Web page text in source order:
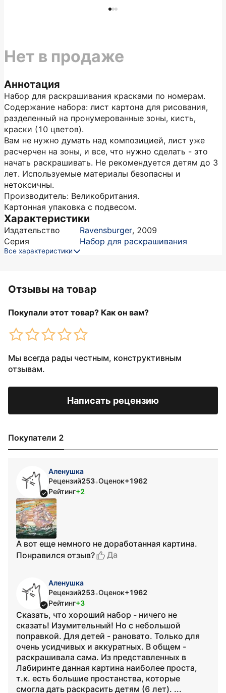
Аннотация
Набор для раскрашивания красками по номерам.
Содержание набора: лист картона для рисования,
разделенный на пронумерованные зоны, кисть,
краски (10 цветов).
Вам не нужно думать над композицией, лист уже
расчерчен на зоны, и все, что нужно сделать - это
начать раскрашивать. Не рекомендуется детям до 3
лет. Используемые материалы безопасны и
нетоксичны.
Производитель: Великобритания.
Картонная упаковка с подвесом.
Характеристики
Издательство Ravensburger, 2009
Серия
Набор для раскрашивания
Все характеристики
Нет в продаже
Отзывы на товар
Покупали этот товар? Как он вам?
Мы всегда рады честным, конструктивным
отзывам.
Написать рецензию
Покупатели 2
Аленушка
Рецензий253•Оценок+1962
Рейтинг+2
А вот еще немного не доработанная картина.
Понравился отзыв?
Да
Аленушка
Рецензий253•Оценок+1962
Рейтинг+3
Сказать, что хороший набор - ничего не
сказать! Изумительный! Но с небольшой
поправкой. Для детей - рановато. Только для
очень усидчивых и аккуратных. В общем -
раскрашивала сама. Из представленных в
Лабиринте данная картина наиболее проста,
т.к. есть большие простанства, которые
смогла дать раскрасить детям (6 лет). ...